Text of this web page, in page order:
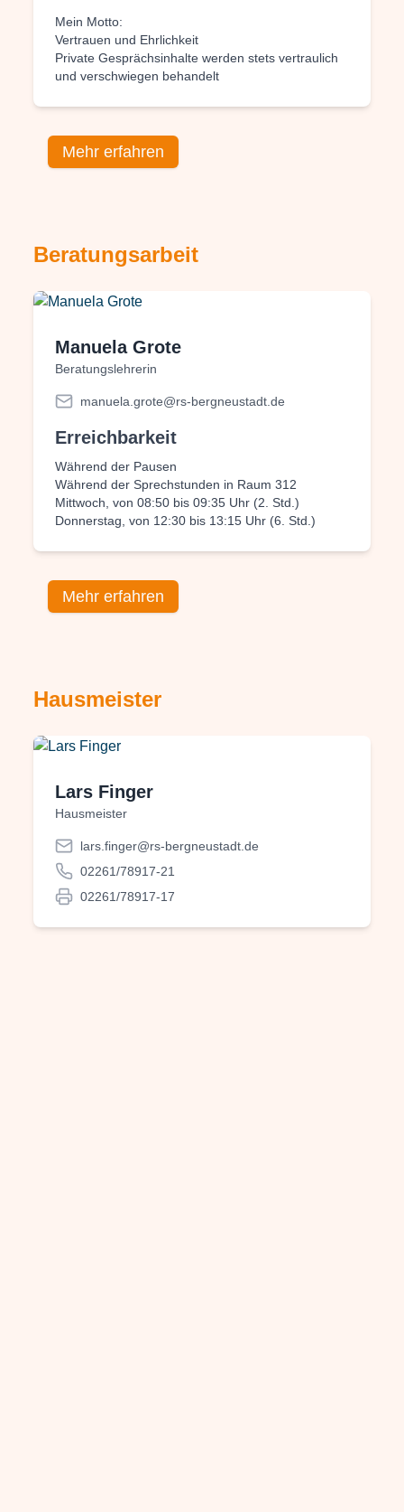
Mein Motto:
Vertrauen und Ehrlichkeit
Private Gesprächsinhalte werden stets vertraulich
und verschwiegen behandelt
Mehr erfahren
Beratungsarbeit
Manuela Grote
Beratungslehrerin
manuela.grote@rs-bergneustadt.de
Erreichbarkeit
Während der Pausen
Während der Sprechstunden in Raum 312
Mittwoch, von 08:50 bis 09:35 Uhr (2. Std.)
Donnerstag, von 12:30 bis 13:15 Uhr (6. Std.)
Mehr erfahren
Hausmeister
Lars Finger
Hausmeister
lars.finger@rs-bergneustadt.de
02261/78917-21
02261/78917-17